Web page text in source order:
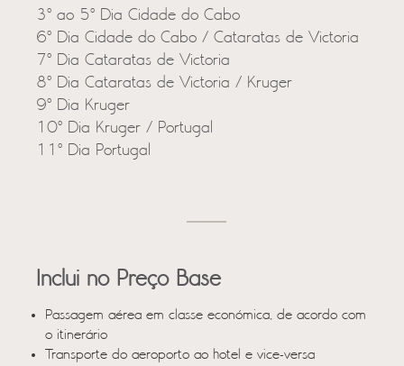
3º ao 5º Dia Cidade do Cabo
6º Dia Cidade do Cabo / Cataratas de Victoria
7º Dia Cataratas de Victoria
8º Dia Cataratas de Victoria / Kruger
9º Dia Kruger
10º Dia Kruger / Portugal
11º Dia Portugal
Inclui no Preço Base
Passagem aérea em classe económica, de acordo com
o itinerário
Transporte do aeroporto ao hotel e vice-versa